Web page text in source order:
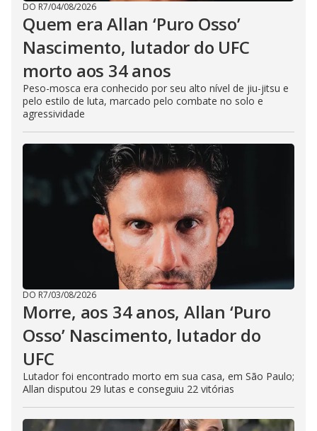
DO R7/04/08/2026
Quem era Allan ‘Puro Osso’
Nascimento, lutador do UFC
morto aos 34 anos
Peso-mosca era conhecido por seu alto nível de jiu-jitsu e
pelo estilo de luta, marcado pelo combate no solo e
agressividade
DO R7/03/08/2026
Morre, aos 34 anos, Allan ‘Puro
Osso’ Nascimento, lutador do
UFC
Lutador foi encontrado morto em sua casa, em São Paulo;
Allan disputou 29 lutas e conseguiu 22 vitórias